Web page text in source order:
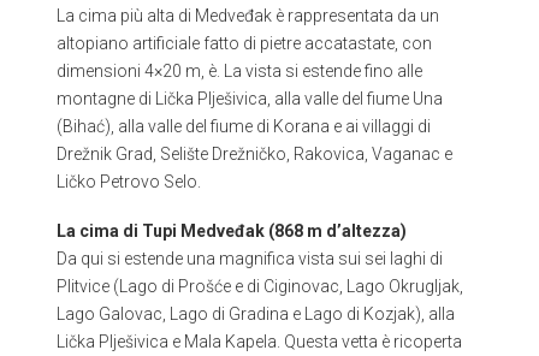
La cima più alta di Medveđak è rappresentata da un
altopiano artificiale fatto di pietre accatastate, con
dimensioni 4×20 m, è. La vista si estende fino alle
montagne di Lička Plješivica, alla valle del fiume Una
(Bihać), alla valle del fiume di Korana e ai villaggi di
Drežnik Grad, Selište Drežničko, Rakovica, Vaganac e
Ličko Petrovo Selo.
La cima di Tupi Medveđak (868 m d’altezza)
Da qui si estende una magnifica vista sui sei laghi di
Plitvice (Lago di Prošće e di Ciginovac, Lago Okrugljak,
Lago Galovac, Lago di Gradina e Lago di Kozjak), alla
Lička Plješivica e Mala Kapela. Questa vetta è ricoperta